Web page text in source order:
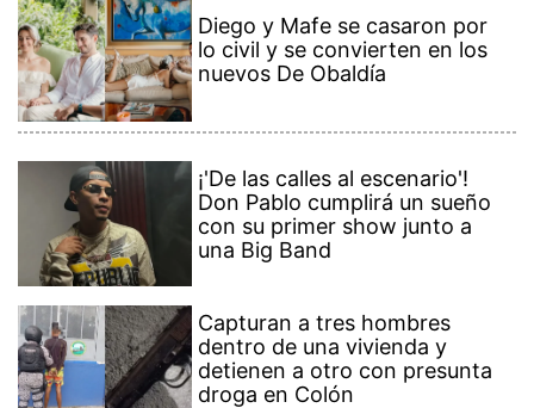
Diego y Mafe se casaron por
lo civil y se convierten en los
nuevos De Obaldía
¡'De las calles al escenario'!
Don Pablo cumplirá un sueño
con su primer show junto a
una Big Band
Capturan a tres hombres
dentro de una vivienda y
detienen a otro con presunta
droga en Colón